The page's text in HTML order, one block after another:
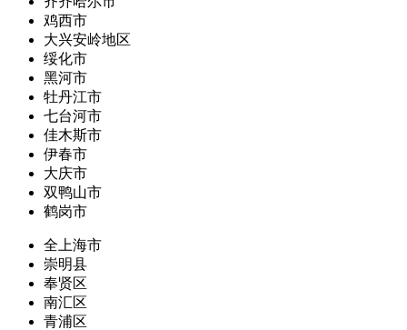
鸡西市
大兴安岭地区
绥化市
黑河市
牡丹江市
七台河市
佳木斯市
伊春市
大庆市
双鸭山市
鹤岗市
全上海市
崇明县
奉贤区
南汇区
青浦区